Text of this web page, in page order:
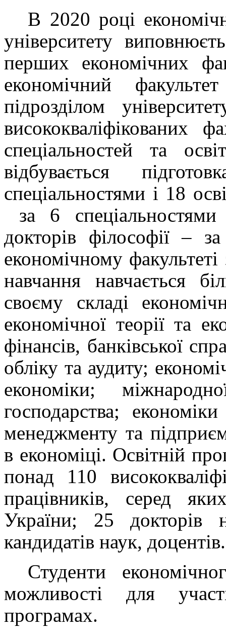
В 2020 році
університету
перших економічних
економічний
підрозділом
висококваліфікованих
спеціальностей та
відбувається
спеціальностями і 18
за 6
докторів філософії –
економічному
навчання навчається
своєму складі
економічної теорії та
фінансів, банківської
обліку та аудиту;
економіки;
господарства;
менеджменту та
в економіці. Освітній
понад 110
працівників, серед
України; 25 докторів
кандидатів наук, доцентів.
Студенти
можливості для
програмах.